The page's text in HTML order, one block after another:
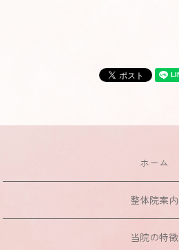
ホーム
整体院案内
当院の特徴